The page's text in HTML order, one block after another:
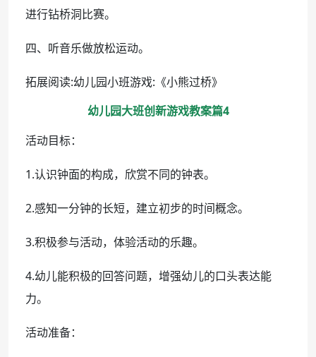
进行钻桥洞比赛。
四、听音乐做放松运动。
拓展阅读:幼儿园小班游戏:《小熊过桥》
幼儿园大班创新游戏教案篇4
活动目标：
1.认识钟面的构成，欣赏不同的钟表。
2.感知一分钟的长短，建立初步的时间概念。
3.积极参与活动，体验活动的乐趣。
4.幼儿能积极的回答问题，增强幼儿的口头表达能
力。
活动准备：